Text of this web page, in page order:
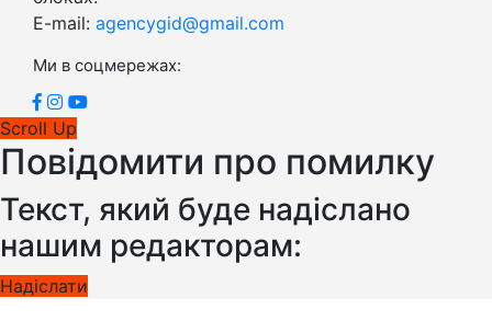
E-mail: agencygid@gmail.com
Ми в соцмережах:
Scroll Up
Повідомити про помилку
Текст, який буде надіслано
нашим редакторам:
Надіслати